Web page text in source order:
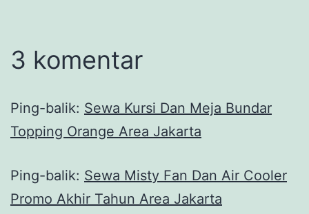
3 komentar
Ping-balik: Sewa Kursi Dan Meja Bundar
Topping Orange Area Jakarta
Ping-balik: Sewa Misty Fan Dan Air Cooler
Promo Akhir Tahun Area Jakarta